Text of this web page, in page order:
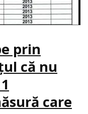
prin
că nu
care